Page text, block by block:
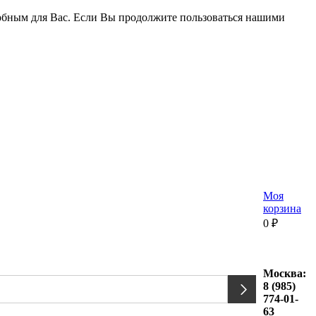
для Вас. Если Вы продолжите пользоваться нашими
Моя
корзина
0 ₽
Москва:
8 (985)
774-01-
63